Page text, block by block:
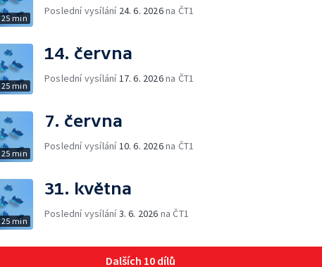
25 min
Poslední vysílání 24. 6. 2026na ČT1
25 min
14. června
Poslední vysílání 17. 6. 2026na ČT1
25 min
7. června
Poslední vysílání 10. 6. 2026na ČT1
25 min
31. května
Poslední vysílání3. 6. 2026 na ČT1
Dalších 10 dílů